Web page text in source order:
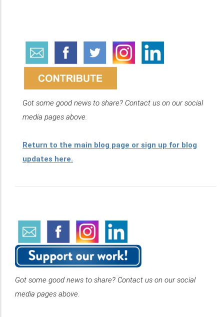
Got some good news to share? Contact us on our social
media pages above.
Return to the main blog page or sign up for blog
updates here.
Got some good news to share? Contact us on our social
media pages above.